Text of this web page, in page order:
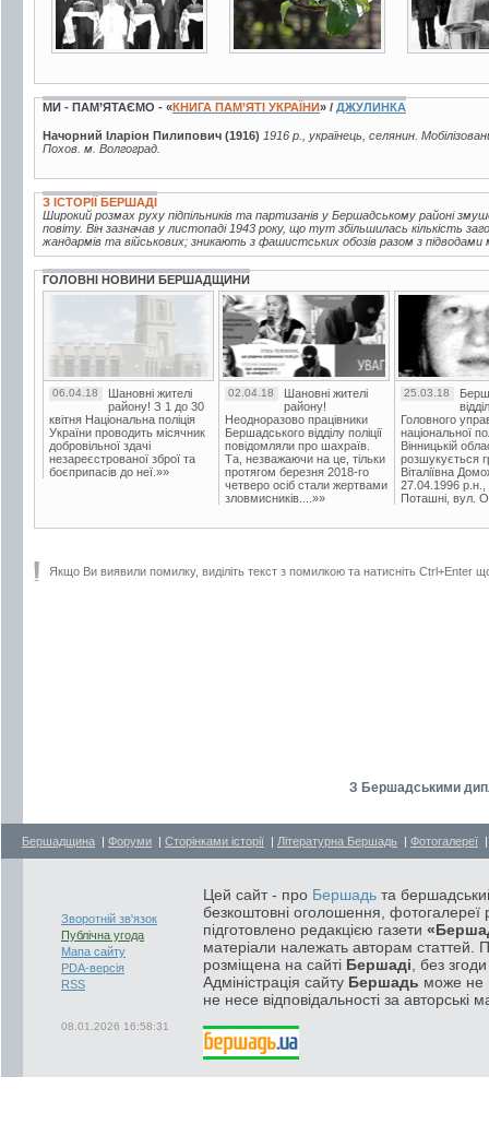
МИ - ПАМ’ЯТАЄМО - «КНИГА ПАМ’ЯТІ УКРАЇНИ» / ДЖУЛИНКА
Начорний Іларіон Пилипович (1916) 1916 р., українець, селянин.
Похов. м. Волгоград.
З ІСТОРІЇ БЕРШАДІ
Широкий розмах руху підпільників та партизанів у Бершадському районі
повіту. Він зазначав у листопаді 1943 року, що тут збільшилась кількість
жандармів та військових; зникають з фашистських обозів разом з підводами
ГОЛОВНІ НОВИНИ БЕРШАДЩИНИ
06.04.18
Шановні жителі
району! З 1 до 30
квітня Національна поліція
України проводить місячник
добровільної здачі
незареєстрованої зброї та
боєприпасів до неї.»»
02.04.18
Шановні жителі
району!
Неодноразово працівники
Бершадського відділу поліції
повідомляли про шахраїв.
Та, незважаючи на це, тільки
протягом березня 2018-го
четверо осіб стали жертвами
зловмисників....»»
25.03.18
Головного
національної
Вінницькій
розшукується
Віталіївна
27.04.1996 р.н.,
Поташні, вул.
Якщо Ви виявили помилку, виділіть текст з помилкою та натисніть Ctrl+Enter
З Бершадськими
Бершадщина | Форуми | Сторінками історії | Літературна Бершадь | Фотогалереї
Зворотній зв'язок
Публічна угода
Мапа сайту
PDA-версія
RSS
08.01.2026 16:58:31
Цей сайт - про Бершадь та
безкоштовні оголошення, фотогалереї
підготовлено редакцією газети
матеріали належать авторам статтей.
розміщена на сайті Бершаді , без
Адміністрація сайту Бершадь може не
не несе відповідальності за авторські